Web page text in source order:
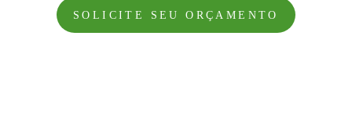
SOLICITE SEU ORÇAMENTO